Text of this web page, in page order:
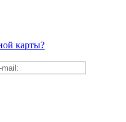
карты?